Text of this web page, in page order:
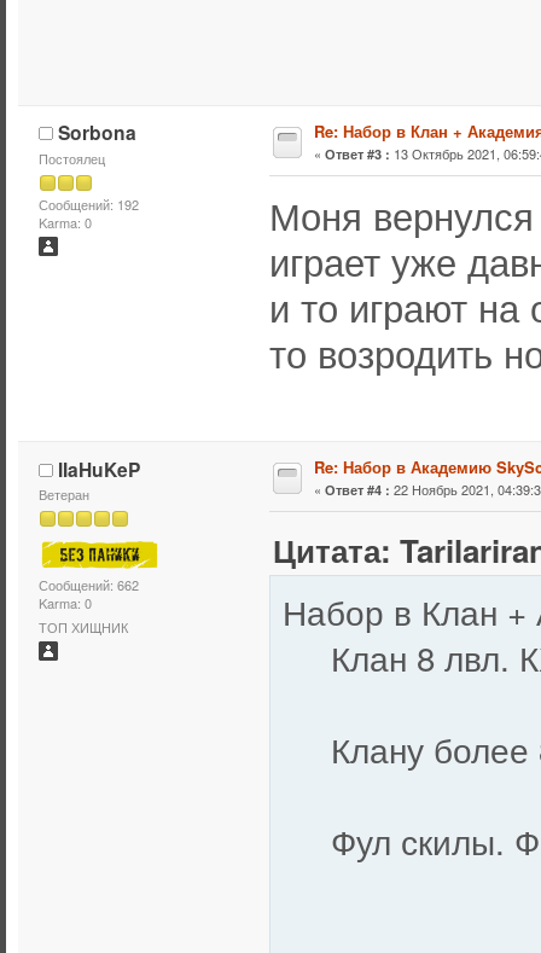
Sorbona
Постоялец
Сообщений: 192
Karma: 0
Re: Набор в Клан +
« Ответ #3 : 13 Октябрь 2021,
Моня
играет уже
и то играют на
то возродить
IIaHuKeP
Ветеран
Сообщений: 662
Karma: 0
ТОП ХИЩНИК
Re: Набор в Академию
« Ответ #4 : 22 Ноябрь 2021,
Цитата:
Набор в Клан +
Клан 8 лвл.
Клану более
Фул скилы.